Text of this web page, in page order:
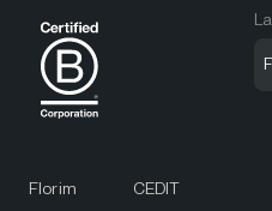
Florim CEDIT